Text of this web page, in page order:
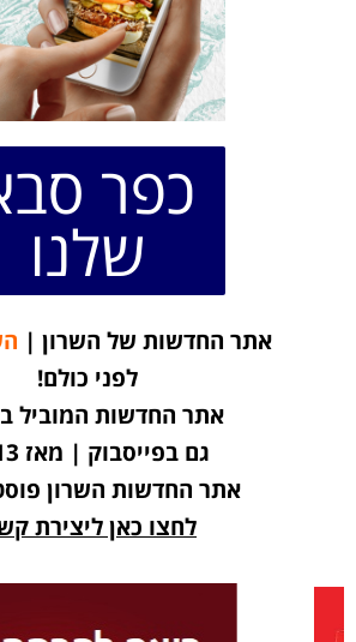
כפר
שלנו
אתר החדשות של השרון |
לפני כולם!
אתר החדשות המוביל
גם בפייסבוק | מאז 2013
אתר החדשות השרון פוסט
לחצו כאן ליצירת